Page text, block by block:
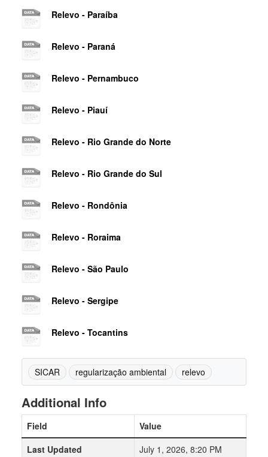
Relevo - Paraíba
Relevo - Paraná
Relevo - Pernambuco
Relevo - Piauí
Relevo - Rio Grande do Norte
Relevo - Rio Grande do Sul
Relevo - Rondônia
Relevo - Roraima
Relevo - São Paulo
Relevo - Sergipe
Relevo - Tocantins
SICAR regularização ambiental relevo
Additional Info
Field
Value
Last Updated
July 1, 2026, 8:20 PM